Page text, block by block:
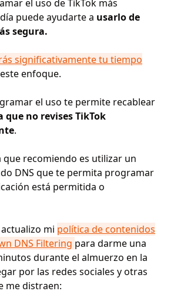
el uso de TikTok más
puede ayudarte a usarlo de
segura.
significativamente tu tiempo
enfoque.
el uso te permite recablear
que no revises TikTok
.
que recomiendo es utilizar un
DNS que te permita programar
está permitida o
mi política de contenidos
DNS Filtering para darme una
durante el almuerzo en la
por las redes sociales y otras
me distraen: